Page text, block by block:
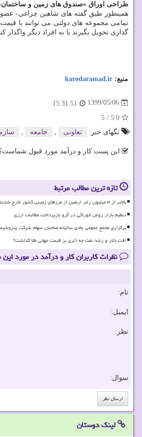
طراحی اوراق «صندوق های زمین و
همینطور طبق گفته های شاهین چراغی-
تمامی مجموعه های دولتی می توانند با
گذاری تحویل بگیرند یا به افراد دیگر واگذار
منبع: karodaramad.ir
1399/05/06
15:31:51
5.0
/
5
تگهای خبر:
تعاونی جامعه
این پست کار و درآمد مورد قبول
تازه ترین مطالب مرتبط
بالاتر از ۳ میلیون زائر اربعین از مرزهای زمینی کشور خارج شدند
تنظیم بازار روغن خوراکی در گرو بازپرداخت مطالبات ارزی
برگزاری مجمع عمومی عادی سالیانه صاحبان سهام شرکت
افت دلار و رشد نفت چه اثری بر قیمت جهانی طلا گذاشت؟
نظرات کاربران کار و درآمد در مورد
نام:
ایمیل:
نظر:
سوال:
لینک دوستان